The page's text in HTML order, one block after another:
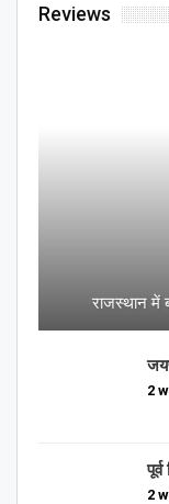
Reviews
राजस्थान में
2
2